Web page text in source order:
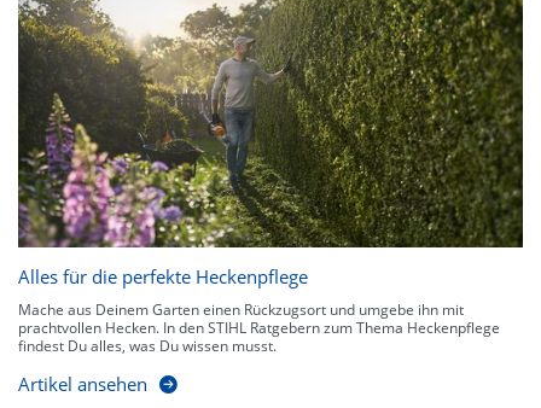
Alles für die perfekte Heckenpflege
Mache aus Deinem Garten einen Rückzugsort und umgebe ihn mit
prachtvollen Hecken. In den STIHL Ratgebern zum Thema Heckenpflege
findest Du alles, was Du wissen musst.
Artikel ansehen